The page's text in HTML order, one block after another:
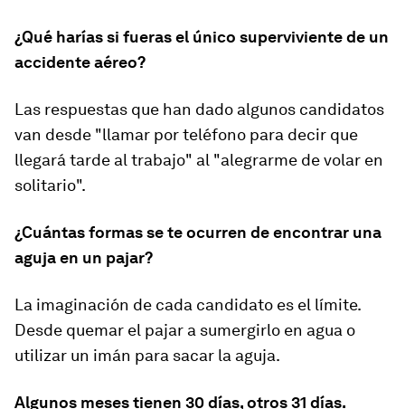
¿Qué harías si fueras el único superviviente de un
accidente aéreo?
Las respuestas que han dado algunos candidatos
van desde "llamar por teléfono para decir que
llegará tarde al trabajo" al "alegrarme de volar en
solitario".
¿Cuántas formas se te ocurren de encontrar una
aguja en un pajar?
La imaginación de cada candidato es el límite.
Desde quemar el pajar a sumergirlo en agua o
utilizar un imán para sacar la aguja.
Algunos meses tienen 30 días, otros 31 días.